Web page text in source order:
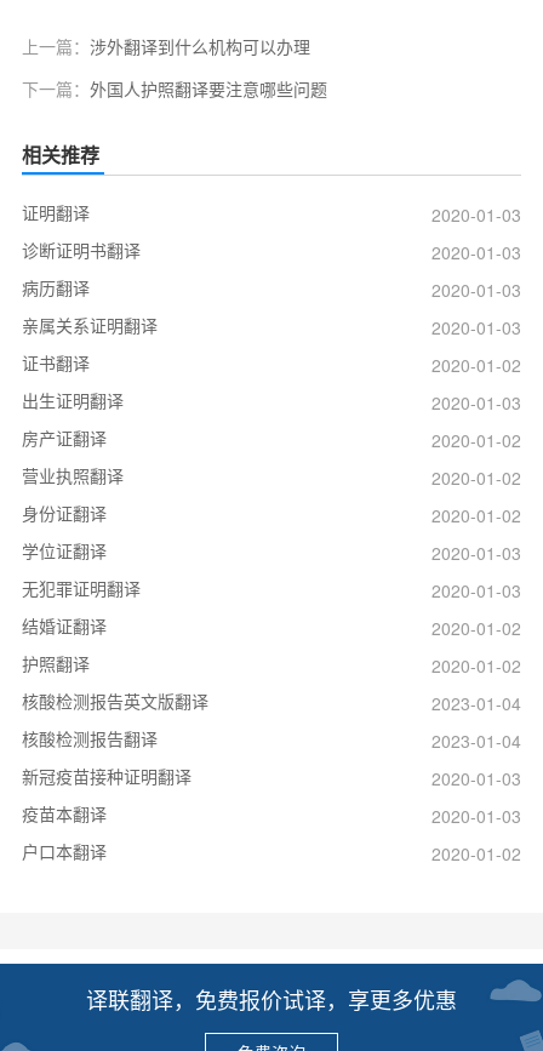
上一篇： 涉外翻译到什么机构可以办理
下一篇： 外国人护照翻译要注意哪些问题
相关推荐
证明翻译
2020-01-03
诊断证明书翻译
2020-01-03
病历翻译
2020-01-03
亲属关系证明翻译
2020-01-03
证书翻译
2020-01-02
出生证明翻译
2020-01-03
房产证翻译
2020-01-02
营业执照翻译
2020-01-02
身份证翻译
2020-01-02
学位证翻译
2020-01-03
无犯罪证明翻译
2020-01-03
结婚证翻译
2020-01-02
护照翻译
2020-01-02
核酸检测报告英文版翻译
2023-01-04
核酸检测报告翻译
2023-01-04
新冠疫苗接种证明翻译
2020-01-03
疫苗本翻译
2020-01-03
户口本翻译
2020-01-02
译联翻译，免费报价试译，享更多优惠